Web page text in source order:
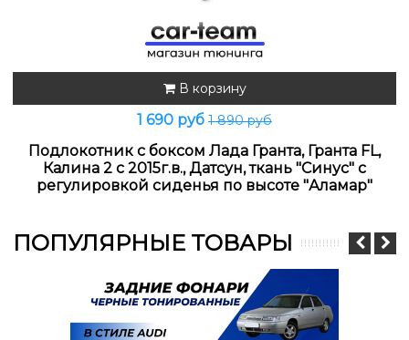
В корзину
1 690 руб 1 890 руб
Подлокотник с боксом Лада Гранта, Гранта FL,
Калина 2 с 2015г.в., Датсун, ткань "Синус" с
регулировкой сиденья по высоте "Аламар"
ПОПУЛЯРНЫЕ ТОВАРЫ